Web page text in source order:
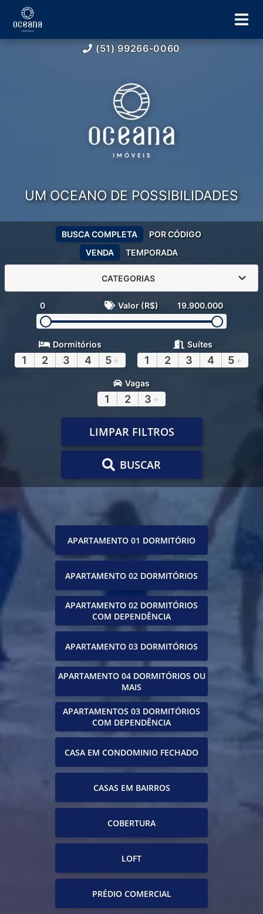
(51) 99266-0060
UM OCEANO DE POSSIBILIDADES
VENDA TEMPORADA
BUSCA COMPLETA POR CÓDIGO
CATEGORIAS
0 Valor (R$) 19.900.000
Dormitórios
1 2 3 4 5+
Suítes
1 2 3 4 5+
Vagas
1 2 3 +
LIMPAR FILTROS
BUSCAR
APARTAMENTO 01 DORMITÓRIO
APARTAMENTO 02 DORMITÓRIOS
APARTAMENTO 02 DORMITÓRIOS
COM DEPENDÊNCIA
APARTAMENTO 03 DORMITÓRIOS
APARTAMENTO 04 DORMITÓRIOS OU
MAIS
APARTAMENTOS 03 DORMITÓRIOS
COM DEPENDÊNCIA
CASA EM CONDOMINIO FECHADO
CASAS EM BAIRROS
COBERTURA
LOFT
PRÉDIO COMERCIAL